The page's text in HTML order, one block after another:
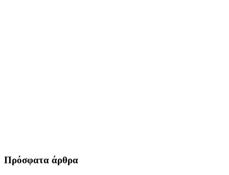
Πρόσφατα άρθρα